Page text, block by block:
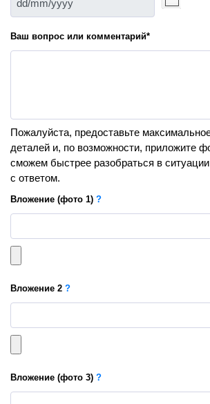
Ваш вопрос или комментарий*
Пожалуйста, предоставьте
деталей и, по возможности, приложите
сможем быстрее разобраться в
с ответом.
Вложение (фото 1) ?
Вложение 2 ?
Вложение (фото 3) ?